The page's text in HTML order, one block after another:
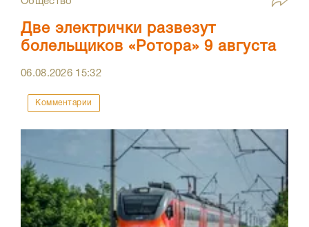
Две электрички развезут
болельщиков «Ротора» 9 августа
06.08.2026 15:32
Комментарии